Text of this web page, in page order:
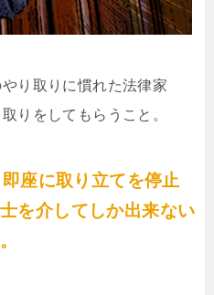
り取りに慣れた法律家
りをしてもらうこと。
即座に取り立てを停止
を介してしか出来ない